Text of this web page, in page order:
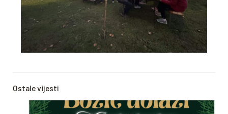
Ostale vijesti